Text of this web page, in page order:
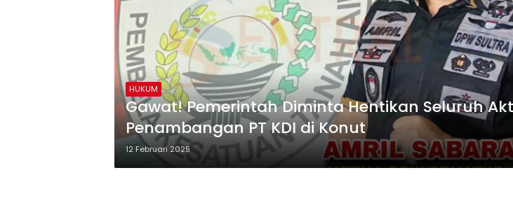
HUKUM
Gawat! Pemerintah Diminta Hentikan Seluruh
Penambangan PT KDI di Konut
12 Februari 2025